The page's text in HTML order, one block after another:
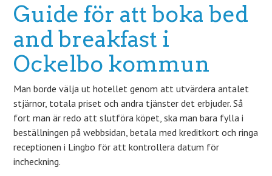
Guide för att boka bed
and breakfast i
Ockelbo kommun
Man borde välja ut hotellet genom att utvärdera antalet
stjärnor, totala priset och andra tjänster det erbjuder. Så
fort man är redo att slutföra köpet, ska man bara fylla i
beställningen på webbsidan, betala med kreditkort och ringa
receptionen i Lingbo för att kontrollera datum för
incheckning.